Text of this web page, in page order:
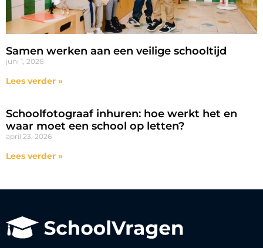
Samen werken aan een veilige schooltijd
juni 1, 2026
Lees verder »
Schoolfotograaf inhuren: hoe werkt het en
waar moet een school op letten?
april 23, 2026
Lees verder »